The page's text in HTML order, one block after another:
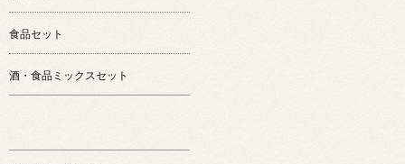
食品セット
酒・食品ミックスセット